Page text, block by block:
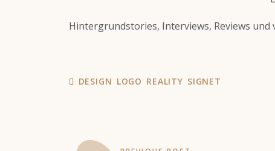
Hintergrundstories, Interviews, Reviews
DESIGN LOGO REALITY SIGNET